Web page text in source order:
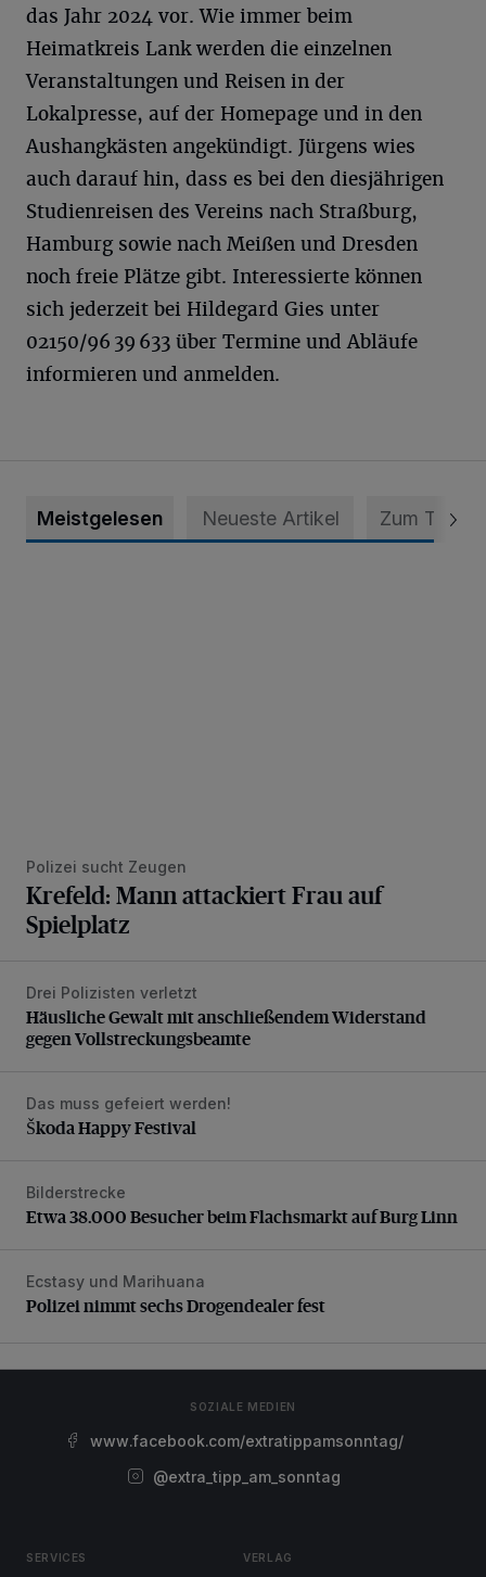
das Jahr 2024 vor. Wie immer beim
Heimatkreis Lank werden die einzelnen
Veranstaltungen und Reisen in der
Lokalpresse, auf der Homepage und in den
Aushangkästen angekündigt. Jürgens wies
auch darauf hin, dass es bei den diesjährigen
Studienreisen des Vereins nach Straßburg,
Hamburg sowie nach Meißen und Dresden
noch freie Plätze gibt. Interessierte können
sich jederzeit bei Hildegard Gies unter
02150/96 39 633 über Termine und Abläufe
informieren und anmelden.
Meistgelesen Neueste Artikel Zum Thema
Polizei sucht Zeugen
Krefeld: Mann attackiert Frau auf
Spielplatz
Häusliche Gewalt mit anschließendem Widerstand gegen
Drei Polizisten verletzt
Häusliche Gewalt mit anschließendem Widerstand
gegen Vollstreckungsbeamte
Škoda Happy Festival
Das muss gefeiert werden!
Škoda Happy Festival
Etwa 38.000 Besucher beim Flachsmarkt auf Burg Linn
Bilderstrecke
Etwa 38.000 Besucher beim Flachsmarkt auf Burg Linn
Polizei nimmt sechs Drogendealer fest
Ecstasy und Marihuana
Polizei nimmt sechs Drogendealer fest
SOZIALE MEDIEN
www.facebook.com/extratippamsonntag/
@extra_tipp_am_sonntag
SERVICES VERLAG